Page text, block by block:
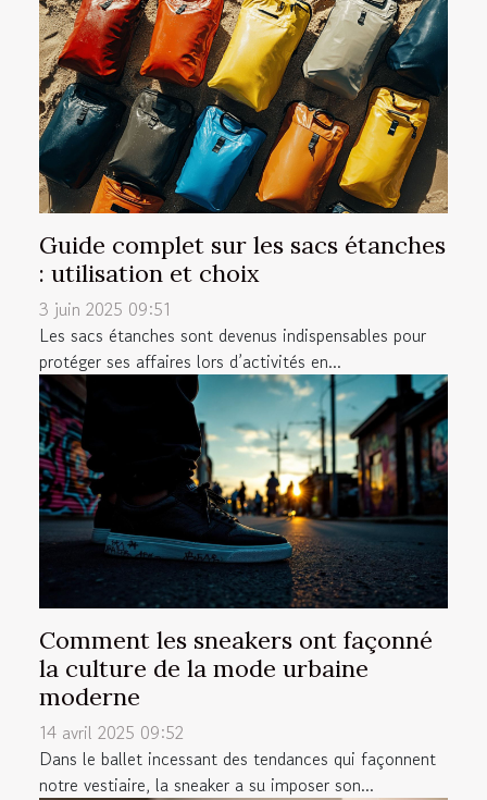
Guide complet sur les sacs étanches
: utilisation et choix
3 juin 2025 09:51
Les sacs étanches sont devenus indispensables pour
protéger ses affaires lors d’activités en...
Comment les sneakers ont façonné
la culture de la mode urbaine
moderne
14 avril 2025 09:52
Dans le ballet incessant des tendances qui façonnent
notre vestiaire, la sneaker a su imposer son...